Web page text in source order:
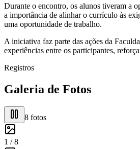
Durante o encontro, os alunos tiveram a
a importância de alinhar o currículo às
uma oportunidade de trabalho.
A iniciativa faz parte das ações da
experiências entre os participantes,
Registros
Galeria de Fotos
8 fotos
1 /8